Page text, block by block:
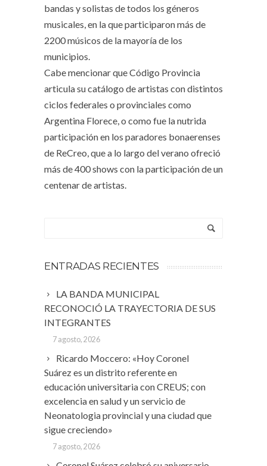
bandas y solistas de todos los géneros
musicales, en la que participaron más de
2200 músicos de la mayoría de los
municipios.
Cabe mencionar que Código Provincia
articula su catálogo de artistas con distintos
ciclos federales o provinciales como
Argentina Florece, o como fue la nutrida
participación en los paradores bonaerenses
de ReCreo, que a lo largo del verano ofreció
más de 400 shows con la participación de un
centenar de artistas.
ENTRADAS RECIENTES
LA BANDA MUNICIPAL
RECONOCIÓ LA TRAYECTORIA DE SUS
INTEGRANTES
7 agosto, 2026
Ricardo Moccero: «Hoy Coronel
Suárez es un distrito referente en
educación universitaria con CREUS; con
excelencia en salud y un servicio de
Neonatologia provincial y una ciudad que
sigue creciendo»
7 agosto, 2026